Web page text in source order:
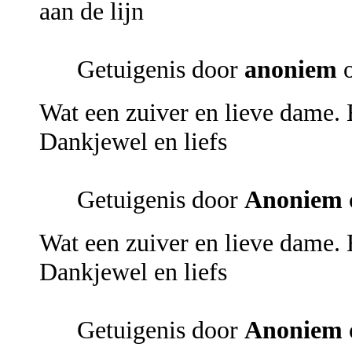
aan de lijn
Getuigenis door anoniem
Wat een zuiver en lieve
Dankjewel en liefs
Getuigenis door Anoniem
Wat een zuiver en lieve
Dankjewel en liefs
Getuigenis door Anoniem